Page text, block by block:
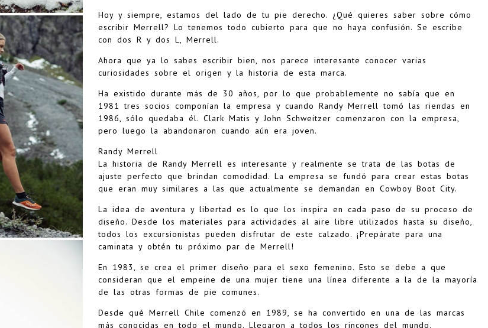
Hoy y siempre, estamos del lado de tu pie derecho. ¿Qué quieres saber sobre cómo
escribir Merrell? Lo tenemos todo cubierto para que no haya confusión. Se escribe
con dos R y dos L, Merrell.
Ahora que ya lo sabes escribir bien, nos parece interesante conocer varias
curiosidades sobre el origen y la historia de esta marca.
Ha existido durante más de 30 años, por lo que probablemente no sabía que en
1981 tres socios componían la empresa y cuando Randy Merrell tomó las riendas en
1986, sólo quedaba él. Clark Matis y John Schweitzer comenzaron con la empresa,
pero luego la abandonaron cuando aún era joven.
Randy Merrell
La historia de Randy Merrell es interesante y realmente se trata de las botas de
ajuste perfecto que brindan comodidad. La empresa se fundó para crear estas botas
que eran muy similares a las que actualmente se demandan en Cowboy Boot City.
La idea de aventura y libertad es lo que los inspira en cada paso de su proceso de
diseño. Desde los materiales para actividades al aire libre utilizados hasta su diseño,
todos los excursionistas pueden disfrutar de este calzado. ¡Prepárate para una
caminata y obtén tu próximo par de Merrell!
En 1983, se crea el primer diseño para el sexo femenino. Esto se debe a que
consideran que el empeine de una mujer tiene una línea diferente a la de la mayoría
de las otras formas de pie comunes.
Desde qué Merrell Chile comenzó en 1989, se ha convertido en una de las marcas
más conocidas en todo el mundo. Llegaron a todos los rincones del mundo.